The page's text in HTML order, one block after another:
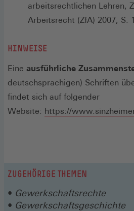
arbeitsrechtlichen Lehren,
Arbeitsrecht (ZfA) 2007, S.
HINWEISE
Eine ausführliche
deutschsprachigen) Schriften
findet sich auf folgender
Website: https://
ZUGEHÖRIGE THEMEN
Gewerkschaftsrechte
Gewerkschaftsgeschichte